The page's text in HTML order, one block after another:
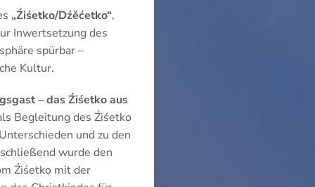
„Źiśetko/Dźěćetko“,
Inwertsetzung des
spürbar –
Kultur.
– das Źiśetko aus
Begleitung des Źiśetko
und zu den
wurde den
Źiśetko mit der